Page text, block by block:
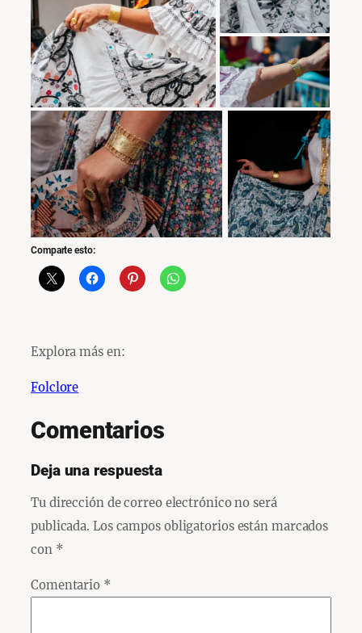
Comparte esto:
Explora más en:
Folclore
Comentarios
Deja una respuesta
Tu dirección de correo electrónico no será
publicada. Los campos obligatorios están marcados
con *
Comentario *